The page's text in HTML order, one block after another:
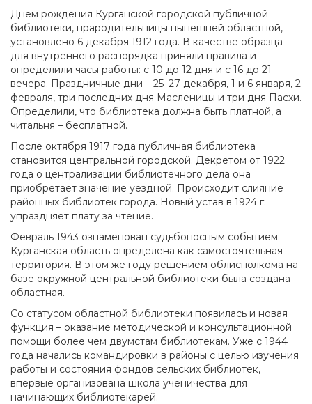
Днём рождения Курганской городской публичной
библиотеки, прародительницы нынешней областной,
установлено 6 декабря 1912 года. В качестве образца
для внутреннего распорядка приняли правила и
определили часы работы: с 10 до 12 дня и с 16 до 21
вечера. Праздничные дни – 25–27 декабря, 1 и 6 января, 2
февраля, три последних дня Масленицы и три дня Пасхи.
Определили, что библиотека должна быть платной, а
читальня – бесплатной.
После октября 1917 года публичная библиотека
становится центральной городской. Декретом от 1922
года о централизации библиотечного дела она
приобретает значение уездной. Происходит слияние
районных библиотек города. Новый устав в 1924 г.
упраздняет плату за чтение.
Февраль 1943 ознаменован судьбоносным событием:
Курганская область определена как самостоятельная
территория. В этом же году решением облисполкома на
базе окружной центральной библиотеки была создана
областная.
Со статусом областной библиотеки появилась и новая
функция – оказание методической и консультационной
помощи более чем двумстам библиотекам. Уже с 1944
года начались командировки в районы с целью изучения
работы и состояния фондов сельских библиотек,
впервые организована школа ученичества для
начинающих библиотекарей.